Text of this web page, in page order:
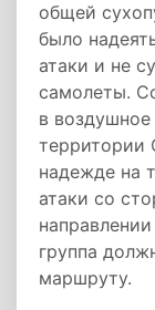
общей
было
атаки и не
самолеты.
в
территории
надежде на
атаки со
группа
маршруту.